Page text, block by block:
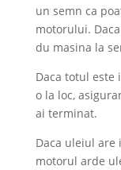
un semn ca
motorului.
du masina la
Daca totul este
o la loc,
ai terminat.
Daca uleiul are
motorul arde